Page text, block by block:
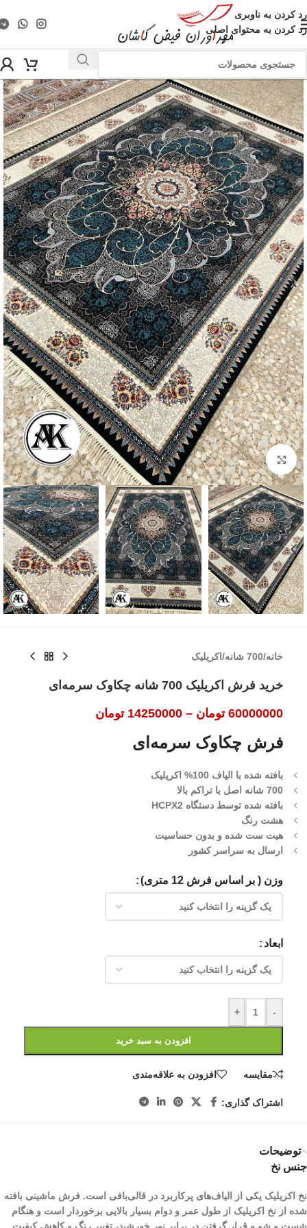
رد کردن به ناوبری
رد کردن به محتوای اصلی
بزرگنمایی تصویر
خانه/700 شانه /اکریلیک
خرید فرش اکریلیک 700 شانه چکاوک سرمه‌ای
60000000 تومان –
14250000 تومان
فرش چکاوک سرمه‌ای
بافته شده با الیاف 100% اکریلیک
700 شانه اصل با تراکم بالا
بافته شده توسط دستگاه HCPX2
هشت رنگ
هیت ست شده و بدون حساسیت
ارسال به سراسر کشور
وزن ( بر اساس فرش 12 متری)
ابعاد
-
+
افزودن به سبد خرید
مقایسه افزودن به علاقه‌مندی
اشتراک گذاری:
توضیحات
جنس نخ
نخ اکریلیک یکی از الیاف­‌های پرکاربرد در قالی‌بافی است. فرش ماشینی بافته
شده از نخ اکریلیک از طول عمر و دوام بسیار بالایی برخوردار است و هنگام